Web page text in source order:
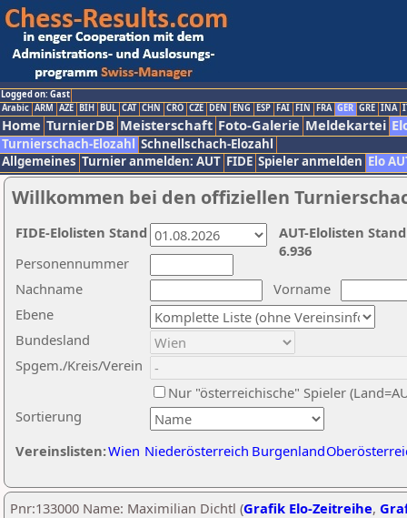
Logged on: Gast
Arabic ARM AZE BIH BUL CAT CHN CRO CZE DEN ENG ESP FAI FIN FRA GER GRE INA
Home TurnierDB Meisterschaft Foto-Galerie Meldekartei
Turnierschach-Elozahl Schnellschach-Elozahl
Allgemeines Turnier anmelden: AUT FIDE Spieler anmelden Elo
Willkommen bei den offiziellen
Nachname
Vorname
Ebene
Sortierung
Personennummer
Bundesland
Spgem./Kreis/Verein
Nur "österreichische" Spieler
Vereinslisten:Wien Niederösterreich Burgenland
AUT-Elolisten
6.936
FIDE-Elolisten Stand
Pnr:133000 Name: Maximilian Dichtl (Grafik Elo-Zeitreihe,